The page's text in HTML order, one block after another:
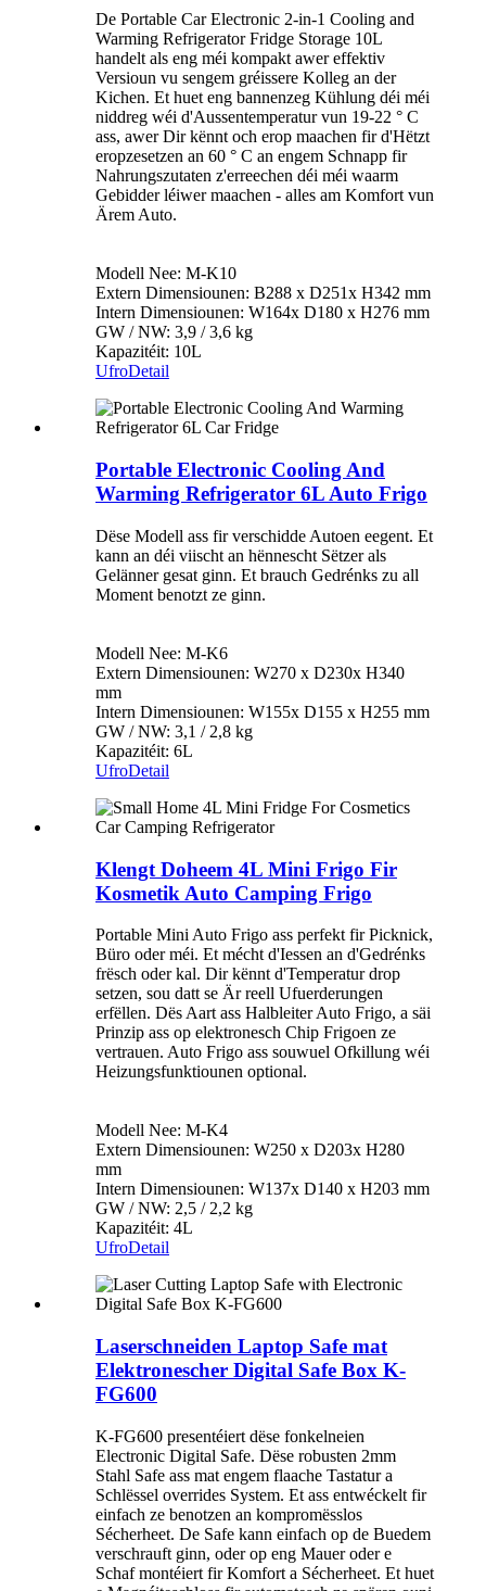
De Portable Car Electronic 2-in-1 Cooling and
Warming Refrigerator Fridge Storage 10L
handelt als eng méi kompakt awer effektiv
Versioun vu sengem gréissere Kolleg an der
Kichen. Et huet eng bannenzeg Kühlung déi méi
niddreg wéi d'Aussentemperatur vun 19-22 ° C
ass, awer Dir kënnt och erop maachen fir d'Hëtzt
eropzesetzen an 60 ° C an engem Schnapp fir
Nahrungszutaten z'erreechen déi méi waarm
Gebidder léiwer maachen - alles am Komfort vun
Ärem Auto.
Modell Nee: M-K10
Extern Dimensiounen: B288 x D251x H342 mm
Intern Dimensiounen: W164x D180 x H276 mm
GW / NW: 3,9 / 3,6 kg
Kapazitéit: 10L
UfroDetail
Portable Electronic Cooling And
Warming Refrigerator 6L Auto Frigo
Dëse Modell ass fir verschidde Autoen eegent. Et
kann an déi viischt an hënnescht Sëtzer als
Gelänner gesat ginn. Et brauch Gedrénks zu all
Moment benotzt ze ginn.
Modell Nee: M-K6
Extern Dimensiounen: W270 x D230x H340
mm
Intern Dimensiounen: W155x D155 x H255 mm
GW / NW: 3,1 / 2,8 kg
Kapazitéit: 6L
UfroDetail
Klengt Doheem 4L Mini Frigo Fir
Kosmetik Auto Camping Frigo
Portable Mini Auto Frigo ass perfekt fir Picknick,
Büro oder méi. Et mécht d'Iessen an d'Gedrénks
frësch oder kal. Dir kënnt d'Temperatur drop
setzen, sou datt se Är reell Ufuerderungen
erfëllen. Dës Aart ass Halbleiter Auto Frigo, a säi
Prinzip ass op elektronesch Chip Frigoen ze
vertrauen. Auto Frigo ass souwuel Ofkillung wéi
Heizungsfunktiounen optional.
Modell Nee: M-K4
Extern Dimensiounen: W250 x D203x H280
mm
Intern Dimensiounen: W137x D140 x H203 mm
GW / NW: 2,5 / 2,2 kg
Kapazitéit: 4L
UfroDetail
Laserschneiden Laptop Safe mat
Elektronescher Digital Safe Box K-
FG600
K-FG600 presentéiert dëse fonkelneien
Electronic Digital Safe. Dëse robusten 2mm
Stahl Safe ass mat engem flaache Tastatur a
Schlëssel overrides System. Et ass entwéckelt fir
einfach ze benotzen an kompromësslos
Sécherheet. De Safe kann einfach op de Buedem
verschrauft ginn, oder op eng Mauer oder e
Schaf montéiert fir Komfort a Sécherheet. Et huet